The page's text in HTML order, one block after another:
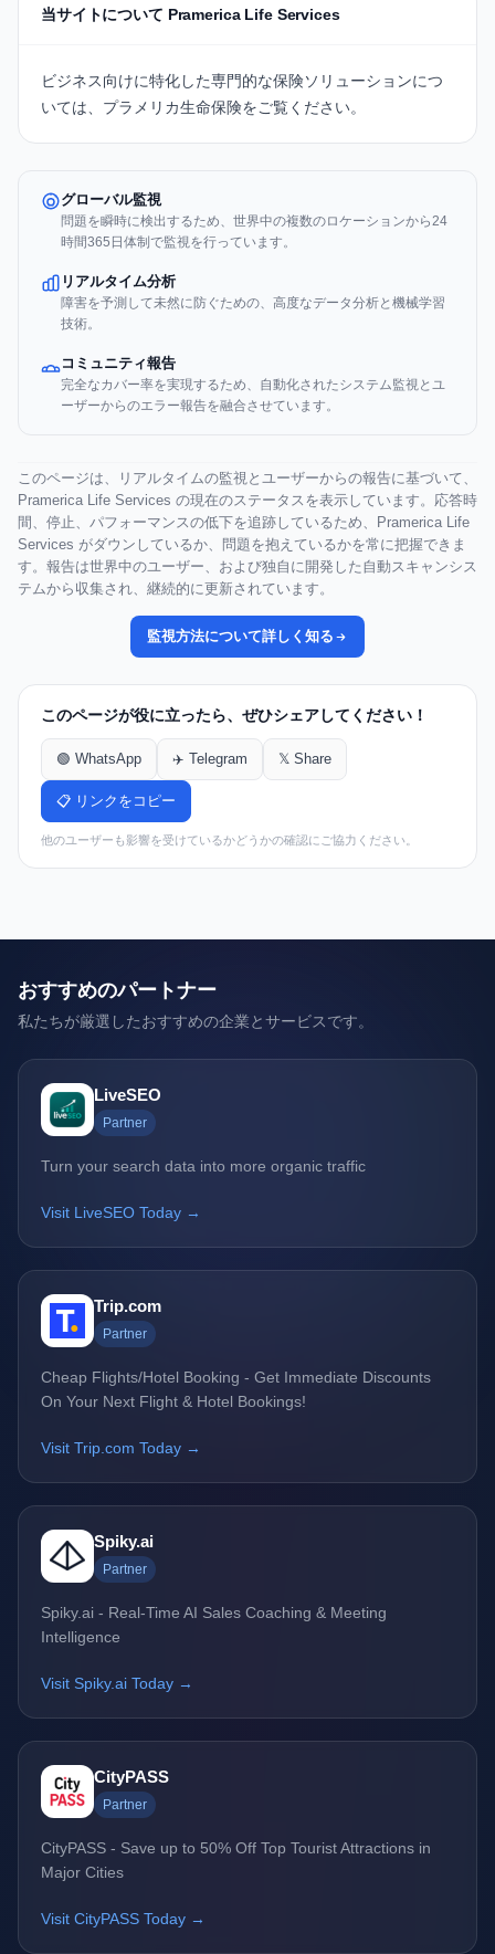
当サイトについて Pramerica Life Services
ビジネス向けに特化した専門的な保険ソリューションにつ
いては、 プラメリカ生命保険をご覧ください。
グローバル監視
問題を瞬時に検出するため、世界中の複数のロケーションから24
時間365日体制で監視を行っています。
リアルタイム分析
障害を予測して未然に防ぐための、高度なデータ分析と機械学習
技術。
コミュニティ報告
完全なカバー率を実現するため、自動化されたシステム監視とユ
ーザーからのエラー報告を融合させています。
このページは、リアルタイムの監視とユーザーからの報告に基づいて、
Pramerica Life Services の現在のステータスを表示しています。応答時
間、停止、パフォーマンスの低下を追跡しているため、Pramerica Life
Services がダウンしているか、問題を抱えているかを常に把握できま
す。報告は世界中のユーザー、および独自に開発した自動スキャンシス
テムから収集され、継続的に更新されています。
監視方法について詳しく知る
このページが役に立ったら、ぜひシェアしてください！
🟢 WhatsApp ✈️ Telegram 𝕏 Share
📋 リンクをコピー
他のユーザーも影響を受けているかどうかの確認にご協力ください。
おすすめのパートナー
私たちが厳選したおすすめの企業とサービスです。
LiveSEO
Partner
Turn your search data into more organic traffic
Visit LiveSEO Today →
Trip.com
Partner
Cheap Flights/Hotel Booking - Get Immediate Discounts
On Your Next Flight & Hotel Bookings!
Visit Trip.com Today →
Spiky.ai
Partner
Spiky.ai - Real-Time AI Sales Coaching & Meeting
Intelligence
Visit Spiky.ai Today →
CityPASS
Partner
CityPASS - Save up to 50% Off Top Tourist Attractions in
Major Cities
Visit CityPASS Today →